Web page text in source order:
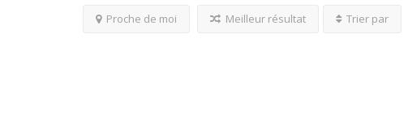
Proche de moi Meilleur résultat Trier par